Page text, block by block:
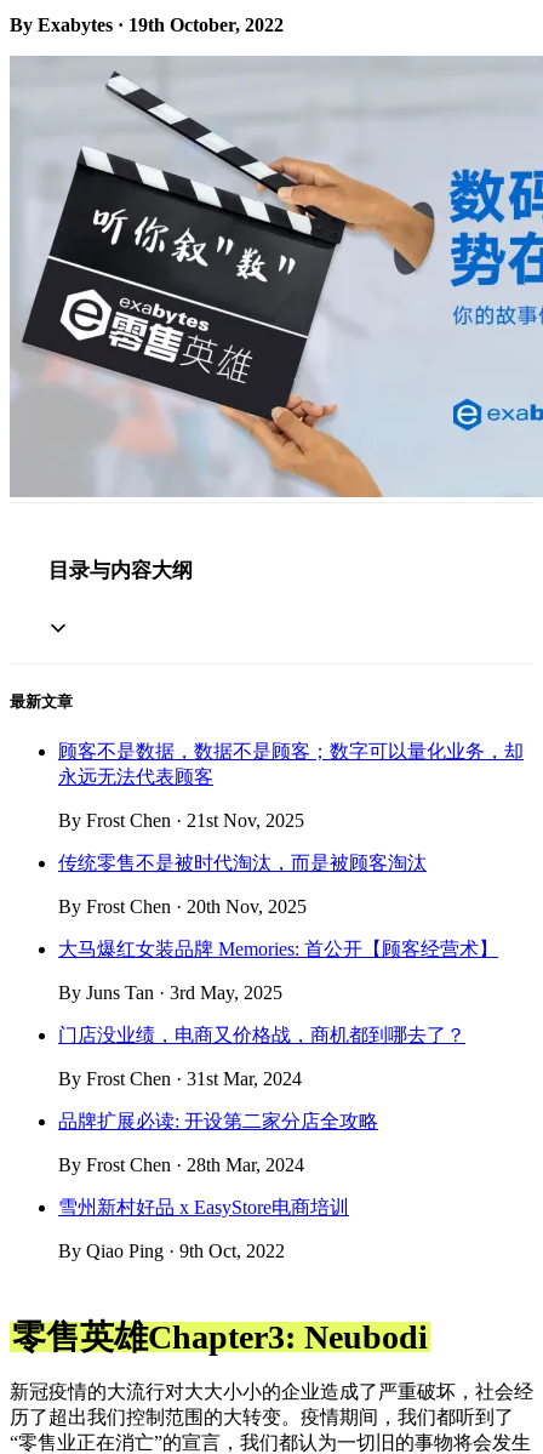
By Exabytes · 19th October, 2022
目录与内容大纲
最新文章
顾客不是数据，数据不是顾客；数字可以量化业务，却
永远无法代表顾客
By Frost Chen · 21st Nov, 2025
传统零售不是被时代淘汰，而是被顾客淘汰
By Frost Chen · 20th Nov, 2025
大马爆红女装品牌 Memories: 首公开【顾客经营术】
By Juns Tan · 3rd May, 2025
门店没业绩，电商又价格战，商机都到哪去了？
By Frost Chen · 31st Mar, 2024
品牌扩展必读: 开设第二家分店全攻略
By Frost Chen · 28th Mar, 2024
雪州新村好品 x EasyStore电商培训
By Qiao Ping · 9th Oct, 2022
零售英雄Chapter3: Neubodi
新冠疫情的大流行对大大小小的企业造成了严重破坏，社会经
历了超出我们控制范围的大转变。疫情期间，我们都听到了
“零售业正在消亡”的宣言，我们都认为一切旧的事物将会发生